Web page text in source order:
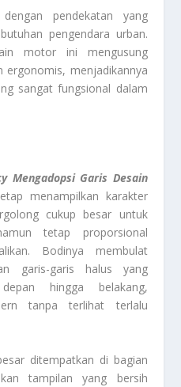
pendekatan yang
pengendara urban.
motor ini mengusung
ergonomis, menjadikannya
sangat fungsional dalam
Mengadopsi Garis Desain
menampilkan karakter
cukup besar untuk
tetap proporsional
Bodinya membulat
garis-garis halus yang
hingga belakang,
tanpa terlihat terlalu
ditempatkan di bagian
tampilan yang bersih